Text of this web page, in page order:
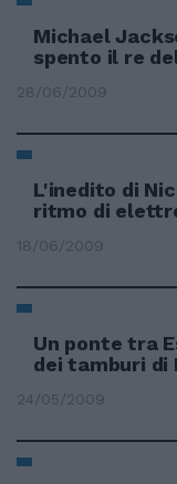
Michael
spento il re
28/06/2009
L'inedito di
ritmo di
18/06/2009
Un ponte tra
dei tamburi di
24/05/2009